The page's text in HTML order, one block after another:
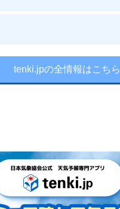
tenki.jpの全情報はこちら